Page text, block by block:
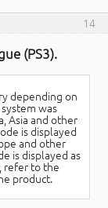
14
(PS3).
depending on
was
Asia and other
is displayed
and other
is displayed as
refer to the
product.